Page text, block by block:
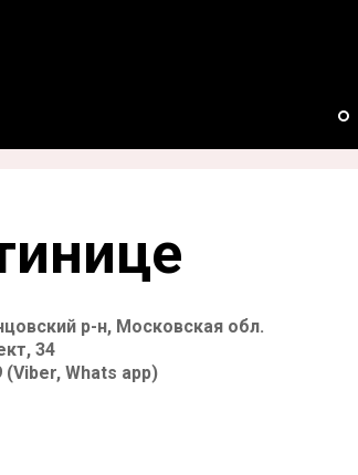
р-н, Московская обл.
34
(Viber, Whats app)